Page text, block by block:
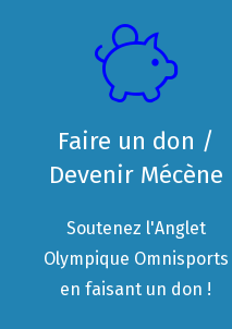
Faire un don /
Devenir Mécène
Soutenez l'Anglet
Olympique Omnisports
en faisant un don !